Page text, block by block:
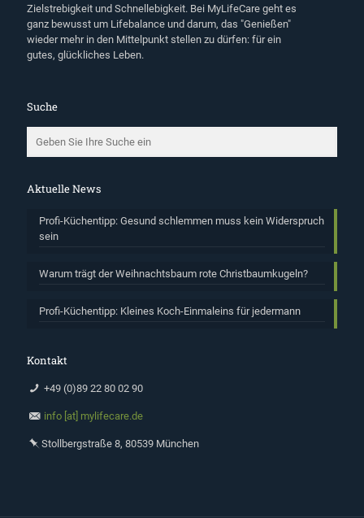
Zielstrebigkeit und Schnellebigkeit. Bei MyLifeCare geht es
ganz bewusst um Lifebalance und darum, das "Genießen"
wieder mehr in den Mittelpunkt stellen zu dürfen: für ein
gutes, glückliches Leben.
Suche
Aktuelle News
Profi-Küchentipp: Gesund schlemmen muss kein Widerspruch
sein
Warum trägt der Weihnachtsbaum rote Christbaumkugeln?
Profi-Küchentipp: Kleines Koch-Einmaleins für jedermann
Kontakt
+49 (0)89 22 80 02 90
info [at] mylifecare.de
Stollbergstraße 8, 80539 München